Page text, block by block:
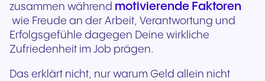
zusammen während motivierende Faktoren
wie Freude an der Arbeit, Verantwortung und
Erfolgsgefühle dagegen Deine wirkliche
Zufriedenheit im Job prägen.
Das erklärt nicht, nur warum Geld allein nicht